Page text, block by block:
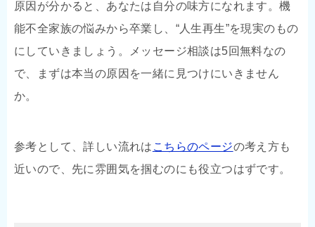
原因が分かると、あなたは自分の味方になれます。機
能不全家族の悩みから卒業し、“人生再生”を現実のもの
にしていきましょう。メッセージ相談は5回無料なの
で、まずは本当の原因を一緒に見つけにいきません
か。
参考として、詳しい流れは こちらのページの考え方も
近いので、先に雰囲気を掴むのにも役立つはずです。